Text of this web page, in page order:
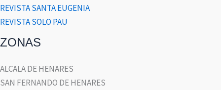
REVISTA SANTA EUGENIA
REVISTA SOLO PAU
ZONAS
ALCALA DE HENARES
SAN FERNANDO DE HENARES